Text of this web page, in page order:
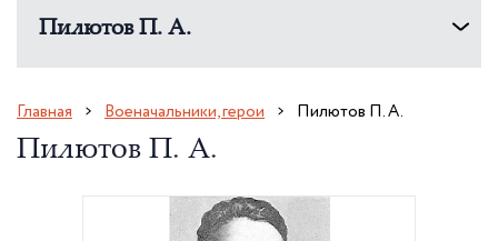
Пилютов П. А.
Главная Военачальники, герои Пилютов П. А.
Пилютов П. А.